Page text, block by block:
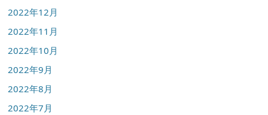
2022年12月
2022年11月
2022年10月
2022年9月
2022年8月
2022年7月